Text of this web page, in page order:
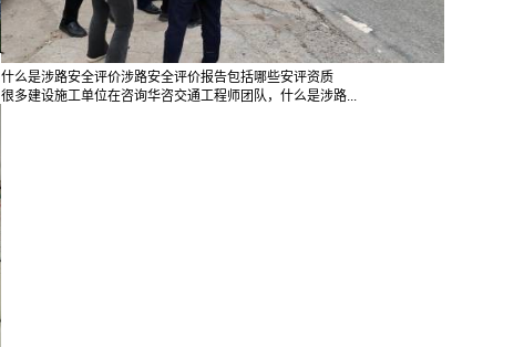
什么是涉路安全评价涉路安全评价报告包括哪些安评资质
很多建设施工单位在咨询华咨交通工程师团队，什么是涉路...